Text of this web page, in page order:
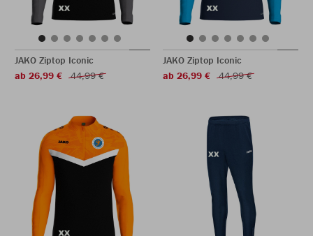
JAKO Ziptop Iconic
ab 26,99 €
44,99 €
JAKO Ziptop Iconic
ab 26,99 €
44,99 €